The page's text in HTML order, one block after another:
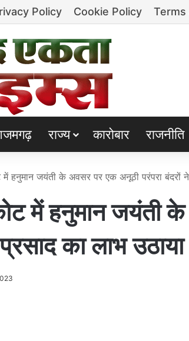
Policy Cookie Policy Terms
राज्य कारोबार राजनीति
हनुमान जयंती के अवसर पर एक अनूठी परंपरा बंदरों ने
में हनुमान जयंती के
का लाभ उठाया